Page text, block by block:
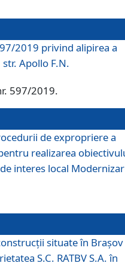
2019 privind alipirea a
Apollo F.N.
597/2019.
de expropriere a
realizarea
interes local
situate în Brașov
S.C. RATBV S.A. în